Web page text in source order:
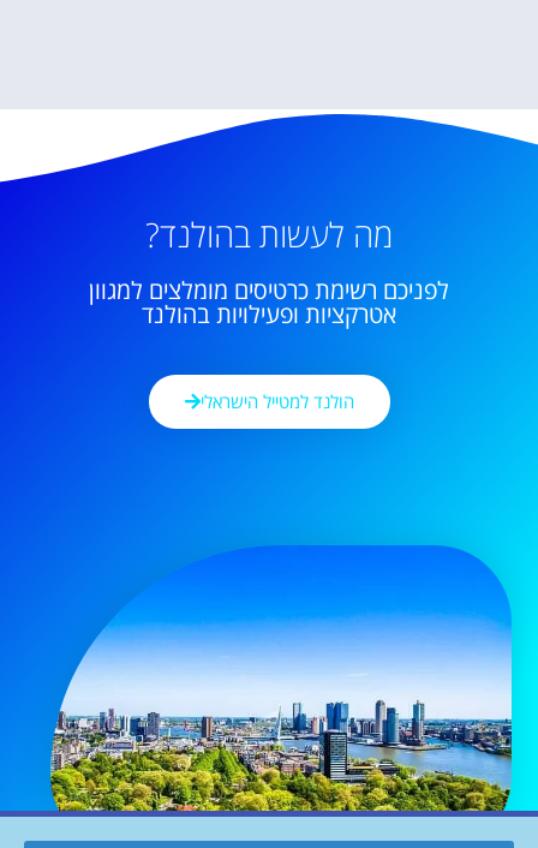
מה לעשות בהולנד?
לפניכם רשימת כרטיסים מומלצים למגוון
אטרקציות ופעילויות בהולנד
הולנד למטייל הישראלי